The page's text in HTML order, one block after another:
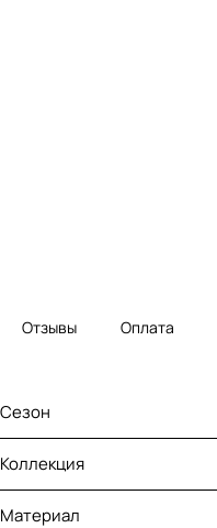
Отзывы Оплата
Сезон
Коллекция
Материал